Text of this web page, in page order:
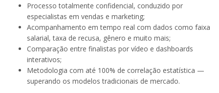
Processo totalmente confidencial, conduzido por
especialistas em vendas e marketing;
Acompanhamento em tempo real com dados como faixa
salarial, taxa de recusa, gênero e muito mais;
Comparação entre finalistas por vídeo e dashboards
interativos;
Metodologia com até 100% de correlação estatística —
superando os modelos tradicionais de mercado.